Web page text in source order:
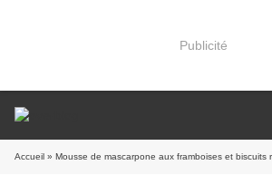
Publicité
Accueil » Mousse de mascarpone aux framboises et biscuits